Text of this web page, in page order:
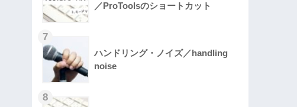
／ProToolsのショートカット
ハンドリング・ノイズ／handling
noise